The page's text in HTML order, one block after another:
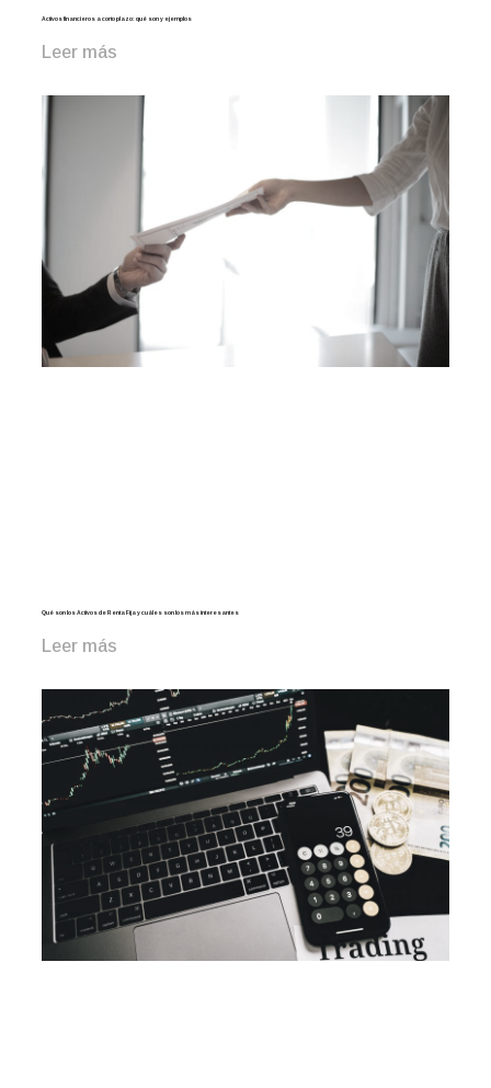
Activos financieros a corto plazo: qué son y ejemplos
Leer más
Qué son los Activos de Renta Fija y cuáles son los más interesantes
Leer más